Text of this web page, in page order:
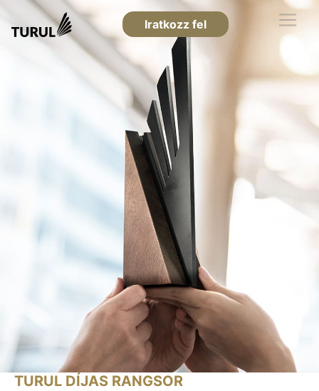
Iratkozz fel
TURUL DÍJAS RANGSOR